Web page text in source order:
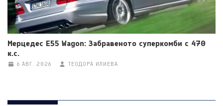
Мерцедес E55 Wagon: Забравеното суперкомби с 470
к.с.
6 АВГ. 2026 ТЕОДОРА ИЛИЕВА